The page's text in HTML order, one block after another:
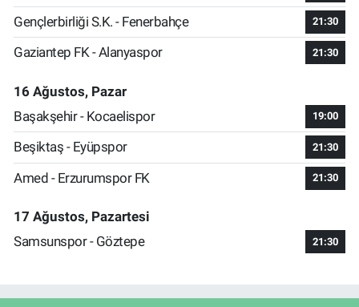
Gençlerbirliği S.K. - Fenerbahçe 21:30
Gaziantep FK - Alanyaspor 21:30
16 Ağustos, Pazar
Başakşehir - Kocaelispor
19:00
Beşiktaş - Eyüpspor 21:30
Amed - Erzurumspor FK 21:30
17 Ağustos, Pazartesi
Samsunspor - Göztepe
21:30